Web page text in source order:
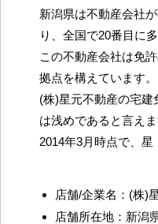
新潟県は不動産会社
り、全国で20番目に
この不動産会社は免
拠点を構えています。
(株)星元不動産の宅
は浅めであると言えま
2014年3月時点で、
店舗/企業名：(株)
店舗所在地：新潟